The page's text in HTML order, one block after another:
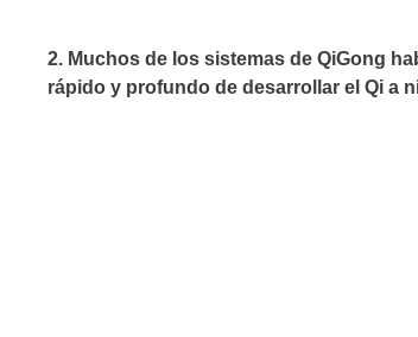
2. Muchos de los sistemas de QiGong
rápido y profundo de desarrollar el Qi a